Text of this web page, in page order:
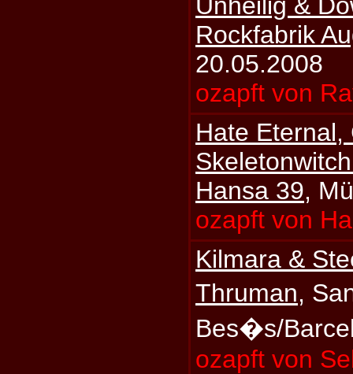
Rockfabrik
20.05.2008
ozapft von
Hate
Hansa 39,
ozapft von
Kilmara &
Thruman,
Bes�s/
ozapft von